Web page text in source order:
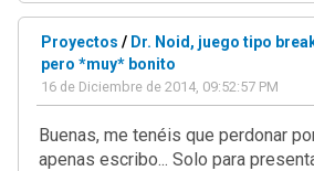
Proyectos / Dr. Noid, juego tipo
pero *muy* bonito
16 de Diciembre de 2014, 09:52:57 PM
Buenas, me tenéis que perdonar
apenas escribo... Solo para